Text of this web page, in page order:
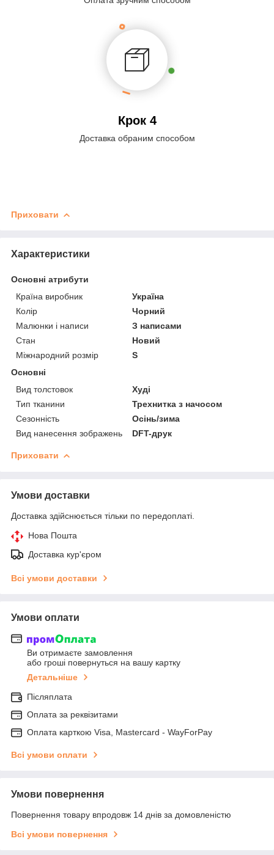
Крок 4
Доставка обраним способом
Приховати
Характеристики
Основні атрибути
Країна виробник
Україна
Колір
Чорний
Малюнки і написи
З написами
Стан
Новий
Міжнародний розмір
S
Основні
Вид толстовок
Худі
Тип тканини
Трехнитка з начосом
Сезонність
Осінь/зима
Вид нанесення зображень
DFT-друк
Приховати
Умови доставки
Доставка здійснюється тільки по передоплаті.
Нова Пошта
Доставка кур'єром
Всі умови доставки
Умови оплати
Ви отримаєте замовлення
або гроші повернуться на вашу картку
Детальніше
Післяплата
Оплата за реквізитами
Оплата карткою Visa, Mastercard - WayForPay
Всі умови оплати
Умови повернення
Повернення товару впродовж 14 днів за домовленістю
Всі умови повернення